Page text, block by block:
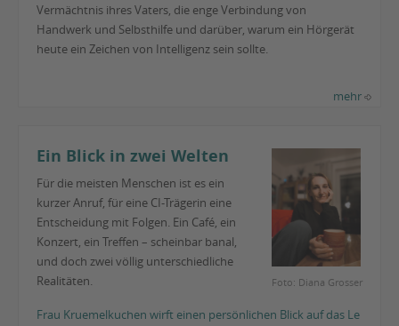
Vermächtnis ihres Vaters, die enge Verbindung von
Handwerk und Selbsthilfe und darüber, warum ein Hörgerät
heute ein Zeichen von Intelligenz sein sollte.
mehr
Foto: Diana Grosser
Ein Blick in zwei Welten
Für die meisten Menschen ist es ein
kurzer Anruf, für eine CI-Trägerin eine
Entscheidung mit Folgen. Ein Café, ein
Konzert, ein Treffen – scheinbar banal,
und doch zwei völlig unterschiedliche
Realitäten.
Frau Kruemelkuchen wirft einen persönlichen Blick auf das Le